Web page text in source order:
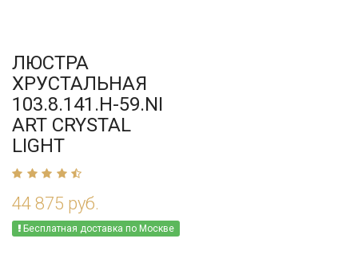
ЛЮСТРА
ХРУСТАЛЬНАЯ
103.8.141.H-59.NI
ART CRYSTAL
LIGHT
44 875 руб.
Бесплатная доставка по Москве